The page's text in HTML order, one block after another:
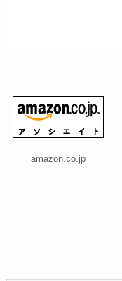
amazon.co.jp